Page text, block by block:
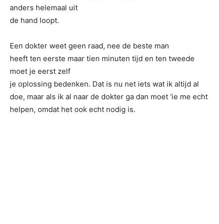
anders helemaal uit
de hand loopt.
Een dokter weet geen raad, nee de beste man
heeft ten eerste maar tien minuten tijd en ten tweede
moet je eerst zelf
je oplossing bedenken. Dat is nu net iets wat ik altijd al
doe, maar als ik al naar de dokter ga dan moet 'ie me echt
helpen, omdat het ook echt nodig is.